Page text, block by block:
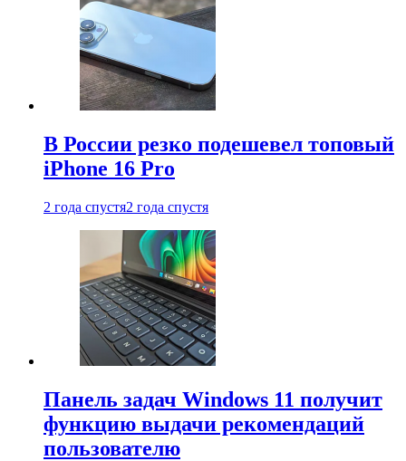
В России резко подешевел топовый
iPhone 16 Pro
2 года спустя2 года спустя
Панель задач Windows 11 получит
функцию выдачи рекомендаций
пользователю